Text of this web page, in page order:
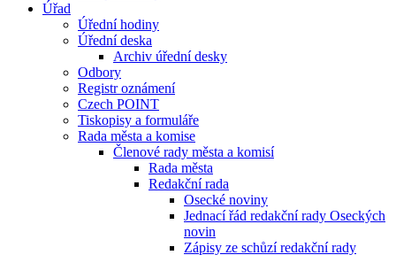
Úřad
Úřední hodiny
Úřední deska
Archiv úřední desky
Odbory
Registr oznámení
Czech POINT
Tiskopisy a formuláře
Rada města a komise
Členové rady města a komisí
Rada města
Redakční rada
Osecké noviny
Jednací řád redakční rady Oseckých
novin
Zápisy ze schůzí redakční rady